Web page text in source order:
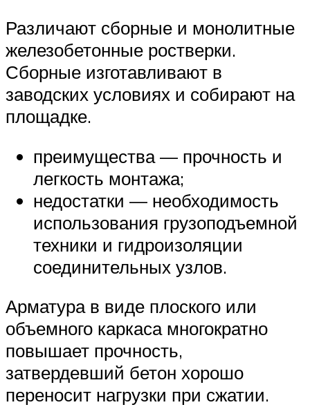
Различают сборные и монолитные
железобетонные ростверки.
Сборные изготавливают в
заводских условиях и собирают на
площадке.
преимущества — прочность и
легкость монтажа;
недостатки — необходимость
использования грузоподъемной
техники и гидроизоляции
соединительных узлов.
Арматура в виде плоского или
объемного каркаса многократно
повышает прочность,
затвердевший бетон хорошо
переносит нагрузки при сжатии.